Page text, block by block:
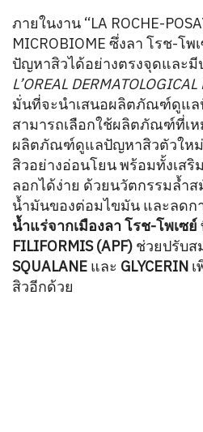
ภายในงาน “LA ROCHE-
MICROBIOME ซึ่งลา โรช-
ปัญหาสิวได้อย่างตรงจุดและมี
L’OREAL
มั่นที่จะนำเสนอผลิตภัณฑ์ดูแล
สามารถเลือกใช้ผลิตภัณฑ์ที่เห
ผลิตภัณฑ์ดูแลปัญหาสิวตัวใหม่
สิวอย่างอ่อนโยน พร้อมทั้งเส
ลอกได้ง่าย ด้วยนวัตกรรมล้ำส
น้ำมันของต่อมไขมัน และลดก
น้ำแร่จากเมืองลา โรช-โพเซย์
FILIFORMIS (APF) ช่วยปรับส
SQUALANE และ GLYCERIN
สิวอีกด้วย